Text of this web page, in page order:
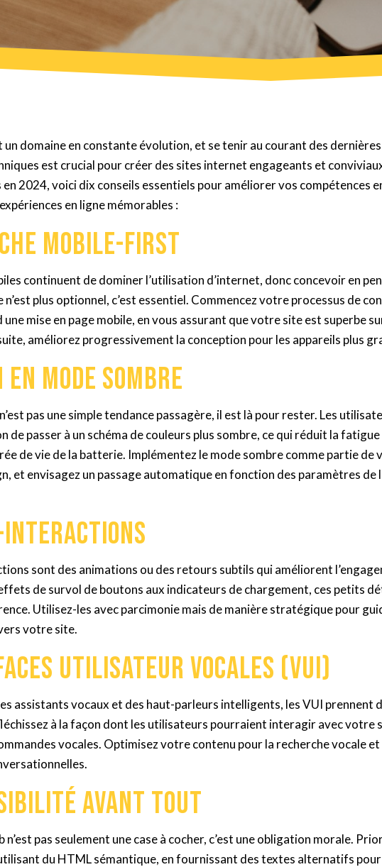
un domaine en constante évolution, et se tenir au courant des dernières
est crucial pour créer des sites internet engageants et
2024, voici dix conseils essentiels pour améliorer vos compétences
en ligne mémorables :
mobile-first
continuent de dominer l’utilisation d’internet, donc concevoir en
n’est plus optionnel, c’est essentiel. Commencez votre processus de
une mise en page mobile, en vous assurant que votre site est superbe
améliorez progressivement la conception pour les appareils plus
en mode sombre
pas une simple tendance passagère, il est là pour rester. Les
de passer à un schéma de couleurs plus sombre, ce qui réduit la
de vie de la batterie. Implémentez le mode sombre comme partie de
et envisagez un passage automatique en fonction des paramètres de
interactions
sont des animations ou des retours subtils qui améliorent
de survol de boutons aux indicateurs de chargement, ces petits
Utilisez-les avec parcimonie mais de manière stratégique pour
votre site.
utilisateur vocales (VUI)
assistants vocaux et des haut-parleurs intelligents, les VUI prennent
à la façon dont les utilisateurs pourraient interagir avec votre
vocales. Optimisez votre contenu pour la recherche vocale
avant tout
n’est pas seulement une case à cocher, c’est une obligation morale.
du HTML sémantique, en fournissant des textes alternatifs pour